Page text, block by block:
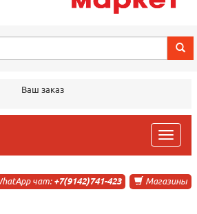
Ваш заказ
trk
Магазины
чат: +7(9142)741-423